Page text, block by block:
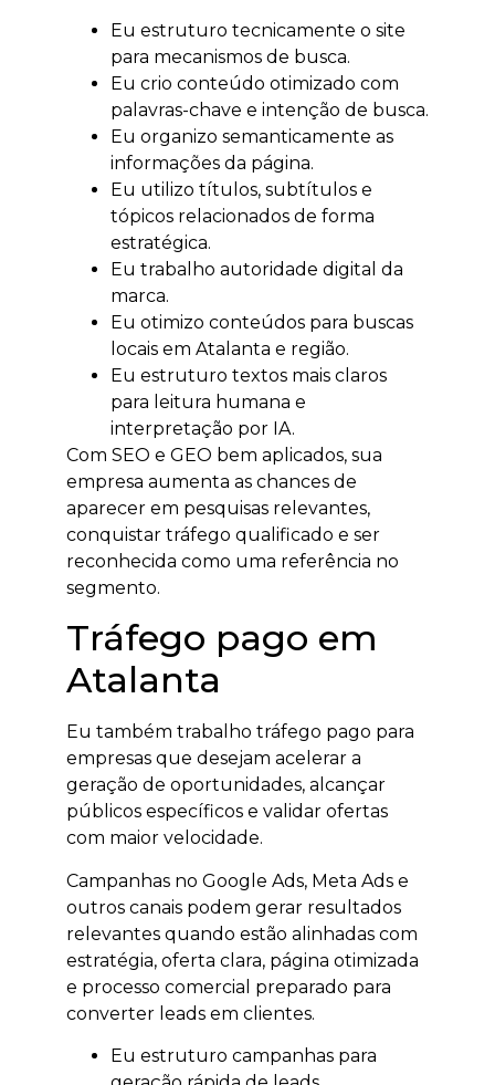
Eu estruturo tecnicamente o site
para mecanismos de busca.
Eu crio conteúdo otimizado com
palavras-chave e intenção de busca.
Eu organizo semanticamente as
informações da página.
Eu utilizo títulos, subtítulos e
tópicos relacionados de forma
estratégica.
Eu trabalho autoridade digital da
marca.
Eu otimizo conteúdos para buscas
locais em Atalanta e região.
Eu estruturo textos mais claros
para leitura humana e
interpretação por IA.
Com SEO e GEO bem aplicados, sua
empresa aumenta as chances de
aparecer em pesquisas relevantes,
conquistar tráfego qualificado e ser
reconhecida como uma referência no
segmento.
Tráfego pago em
Atalanta
Eu também trabalho tráfego pago para
empresas que desejam acelerar a
geração de oportunidades, alcançar
públicos específicos e validar ofertas
com maior velocidade.
Campanhas no Google Ads, Meta Ads e
outros canais podem gerar resultados
relevantes quando estão alinhadas com
estratégia, oferta clara, página otimizada
e processo comercial preparado para
converter leads em clientes.
Eu estruturo campanhas para